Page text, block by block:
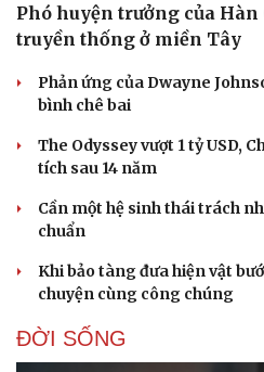
Phó huyện trưởng của Hàn
truyền thống ở miền Tây
Phản ứng của Dwayne
bình chê bai
The Odyssey vượt 1 tỷ USD,
tích sau 14 năm
Cần một hệ sinh thái trách
chuẩn
Khi bảo tàng đưa hiện vật
chuyện cùng công chúng
ĐỜI SỐNG